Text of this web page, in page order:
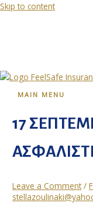
Skip to content
MAIN MENU
17
Leave a Comment /